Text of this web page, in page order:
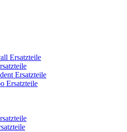
Ersatzteile
Ersatzteile
Ersatzteile